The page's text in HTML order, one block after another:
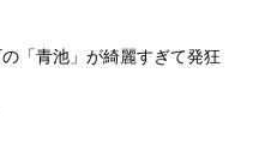
「青池」が綺麗すぎて発狂